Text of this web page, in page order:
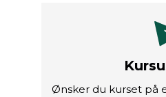
Ønsker du kurset på